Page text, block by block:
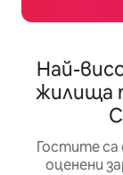
Най-
жилища
Гостите са
оценени